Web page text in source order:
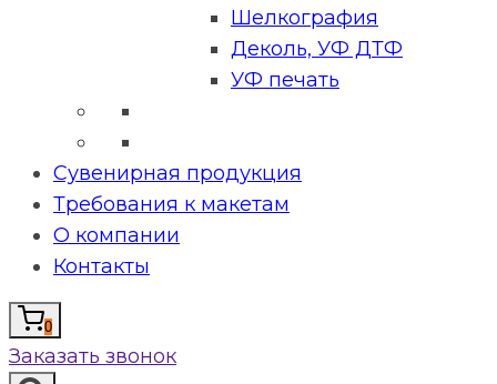
Шелкография
Деколь, УФ ДТФ
УФ печать
Сувенирная продукция
Требования к макетам
О компании
Контакты
0
Заказать звонок